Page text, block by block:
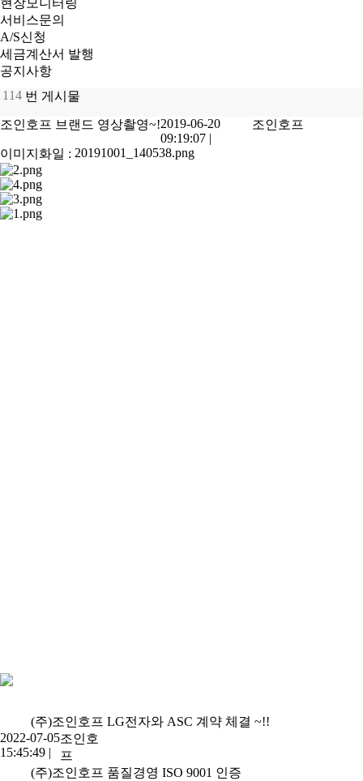
현장모니터링
서비스문의
A/S신청
세금계산서 발행
공지사항
114 번 게시물
조인호프 브랜드 영상촬영~!2019-06-20
09:19:07 |
조인호프
이미지화일 : 20191001_140538.png
(주)조인호프 LG전자와 ASC 계약 체결 ~!!
2022-07-05
15:45:49 |
조인호
프
(주)조인호프 품질경영 ISO 9001 인증